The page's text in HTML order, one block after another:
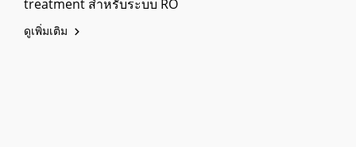
treatment สำหรับระบบ RO
ดูเพิ่มเติม